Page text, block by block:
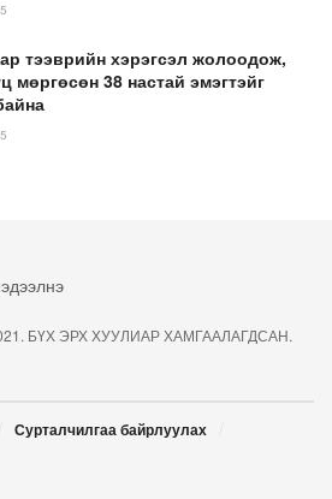
тээврийн хэрэгсэл жолоодож,
мөргөсөн 38 настай эмэгтэйг
БҮХ ЭРХ ХУУЛИАР ХАМГААЛАГДСАН.
Сурталчилгаа байрлуулах